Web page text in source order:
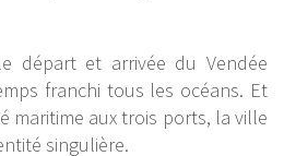
départ et arrivée du Vendée
franchi tous les océans. Et
maritime aux trois ports, la ville
singulière.